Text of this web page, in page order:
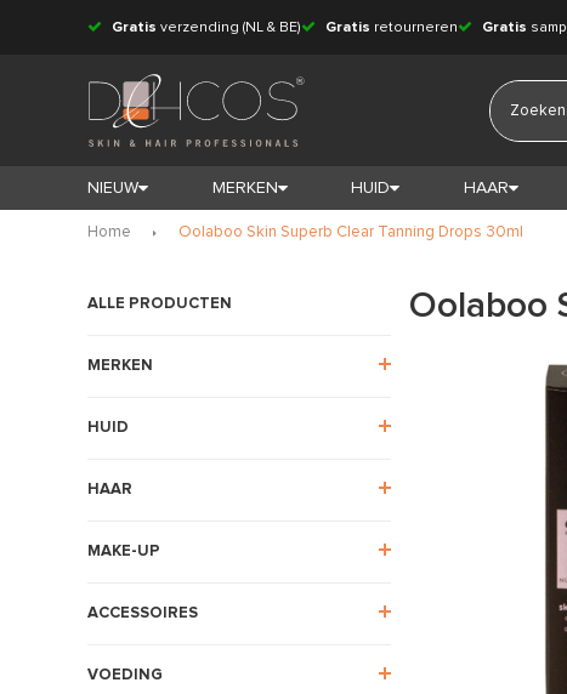
Gratis verzending (NL & BE) Gratis retourneren Gratis
NIEUW MERKEN HUID HAAR
Home Oolaboo Skin Superb Clear Tanning Drops 30ml
ALLE PRODUCTEN
MERKEN
HUID
HAAR
MAKE-UP
ACCESSOIRES
VOEDING
Oolaboo